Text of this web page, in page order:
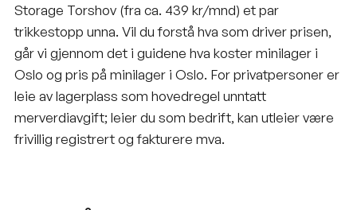
Storage Torshov (fra ca. 439 kr/mnd) et par
trikkestopp unna. Vil du forstå hva som driver prisen,
går vi gjennom det i guidene hva koster minilager i
Oslo og pris på minilager i Oslo. For privatpersoner er
leie av lagerplass som hovedregel unntatt
merverdiavgift; leier du som bedrift, kan utleier være
frivillig registrert og fakturere mva.